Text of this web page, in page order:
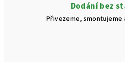
Dodání bez
Přivezeme, smontujeme